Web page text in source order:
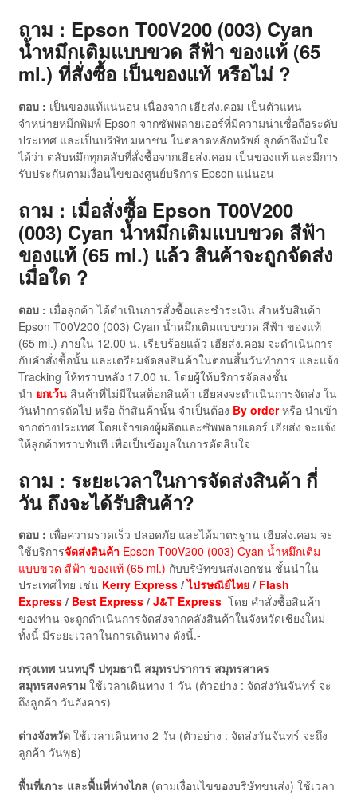
ถาม : Epson T00V200 (003) Cyan
น้ำหมึกเติมแบบขวด สีฟ้า ของแท้ (65
ml.) ที่สั่งซื้อ เป็นของแท้ หรือไม่ ?
ตอบ : เป็นของแท้แน่นอน เนื่องจาก เฮียส่ง.คอม เป็นตัวแทน
จำหน่ายหมึกพิมพ์ Epson จากซัพพลายเออร์ที่มีความน่าเชื่อถือระดับ
ประเทศ และเป็นบริษัท มหาชน ในตลาดหลักทรัพย์ ลูกค้าจึงมั่นใจ
ได้ว่า ตลับหมึกทุกตลับที่สั่งซื้อจากเฮียส่ง.คอม เป็นของแท้ และมีการ
รับประกันตามเงื่อนไขของศูนย์บริการ Epson แน่นอน
ถาม : เมื่อสั่งซื้อ Epson T00V200
(003) Cyan น้ำหมึกเติมแบบขวด สีฟ้า
ของแท้ (65 ml.) แล้ว สินค้าจะถูกจัดส่ง
เมื่อใด ?
ตอบ : เมื่อลูกค้า ได้ดำเนินการสั่งซื้อและชำระเงิน สำหรับสินค้า
Epson T00V200 (003) Cyan น้ำหมึกเติมแบบขวด สีฟ้า ของแท้
(65 ml.) ภายใน 12.00 น. เรียบร้อยแล้ว เฮียส่ง.คอม จะดำเนินการ
กับคำสั่งซื้อนั้น และเตรียมจัดส่งสินค้าในตอนสิ้นวันทำการ และแจ้ง
Tracking ให้ทราบหลัง 17.00 น. โดยผู้ให้บริการจัดส่งชั้น
นำ ยกเว้นสินค้าที่ไม่มีในสต็อกสินค้า เฮียส่งจะดำเนินการจัดส่ง ใน
วันทำการถัดไป หรือ ถ้าสินค้านั้น จำเป็นต้อง By orderหรือ นำเข้า
จากต่างประเทศ โดยเจ้าของผู้ผลิตและซัพพลายเออร์ เฮียส่ง จะแจ้ง
ให้ลูกค้าทราบทันที เพื่อเป็นข้อมูลในการตัดสินใจ
ถาม : ระยะเวลาในการจัดส่งสินค้า กี่
วัน ถึงจะได้รับสินค้า?
ตอบ : เพื่อความรวดเร็ว ปลอดภัย และได้มาตรฐาน เฮียส่ง.คอม จะ
ใช้บริการจัดส่งสินค้า Epson T00V200 (003) Cyan น้ำหมึกเติม
แบบขวด สีฟ้า ของแท้ (65 ml.) กับบริษัทขนส่งเอกชน ชั้นนำใน
ประเทศไทย เช่น Kerry Express/ไปรษณีย์ไทย/ Flash
Express/ Best Express/ J&T Expressโดย คำสั่งซื้อสินค้า
ของท่าน จะถูกดำเนินการจัดส่งจากคลังสินค้าในจังหวัดเชียงใหม่
ทั้งนี้ มีระยะเวลาในการเดินทาง ดังนี้.-
กรุงเทพ นนทบุรี ปทุมธานี สมุทรปราการ สมุทรสาคร
สมุทรสงครามใช้เวลาเดินทาง 1 วัน (ตัวอย่าง : จัดส่งวันจันทร์ จะ
ถึงลูกค้า วันอังคาร)
ต่างจังหวัดใช้เวลาเดินทาง 2 วัน (ตัวอย่าง : จัดส่งวันจันทร์ จะถึง
ลูกค้า วันพุธ)
พื้นที่เกาะ และพื้นที่ห่างไกล (ตามเงื่อนไขของบริษัทขนส่ง) ใช้เวลา